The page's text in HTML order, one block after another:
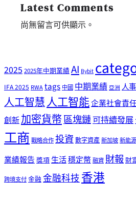
Latest Comments
尚無留言可供顯示。
20252025年中期業績AI Bybit
IFA 2025 RWAtags 中國 中期業績 亞洲 人
人工智慧人工智能企業社會責
創新加密貨幣區塊鏈可持續發展
工商戰略合作投資數字資產新加坡新能源
業績報告獎項生活穩定幣融資財報 財
跨境支付金融 金融科技香港